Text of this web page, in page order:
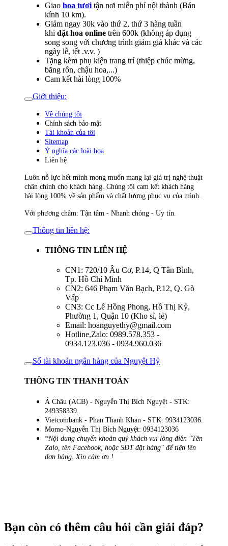
Giao hoa tươi tận nơi miễn phí nội thành (Bán
kính 10 km).
Giảm ngay 30k vào thứ 2, thứ 3 hàng tuần
khi đặt hoa online trên 600k (không áp dụng
song song với chương trình giảm giá khác và các
ngày lễ, tết .v.v. )
Tặng kèm phụ kiện trang trí (thiệp chúc mừng,
băng rôn, chậu hoa,...)
Cam kết hài lòng 100%
Giới thiệu:
Về chúng tôi
Chính sách bảo mật
Tài khoản của tôi
Sitemap
Ý nghĩa các loài hoa
Liên hệ
Luôn nỗ lực hết mình mong muốn mang lại giá trị nghệ thuật
chân chính cho khách hàng. Chúng tôi cam kết khách hàng
hài lòng 100% về sản phẩm và chất lượng phục vụ của mình.
Với phương châm: Tận tâm - Nhanh chóng - Uy tín.
Thông tin liên hệ:
THÔNG TIN LIÊN HỆ
CN1: 720/10 Âu Cơ, P.14, Q Tân Bình,
Tp. Hồ Chí Minh
CN2: 646 Phạm Văn Bạch, P.12, Q. Gò
Vấp
CN3: Cc Lê Hồng Phong, Hồ Thị Kỷ,
Phường 1, Quận 10 (Kho sỉ, lẻ)
Email: hoanguyethy@gmail.com
Hotline,Zalo: 0989.578.353 -
0934.123.036 - 0934.960.036
Số tài khoản ngân hàng của Nguyệt Hỷ
THÔNG TIN THANH TOÁN
Á Châu (ACB) - Nguyễn Thị Bích Nguyệt - STK:
249358339.
Vietcombank - Phan Thanh Khan - STK: 9934123036.
Momo-Nguyễn Thị Bích Nguyệt: 0934123036
*Nội dung chuyển khoản quý khách vui lòng điền "Tên
Zalo, tên Facebook, hoặc SĐT đặt hàng" để tiện lên
đơn hàng. Xin cảm ơn !
Bạn còn có thêm câu hỏi cần giải đáp?